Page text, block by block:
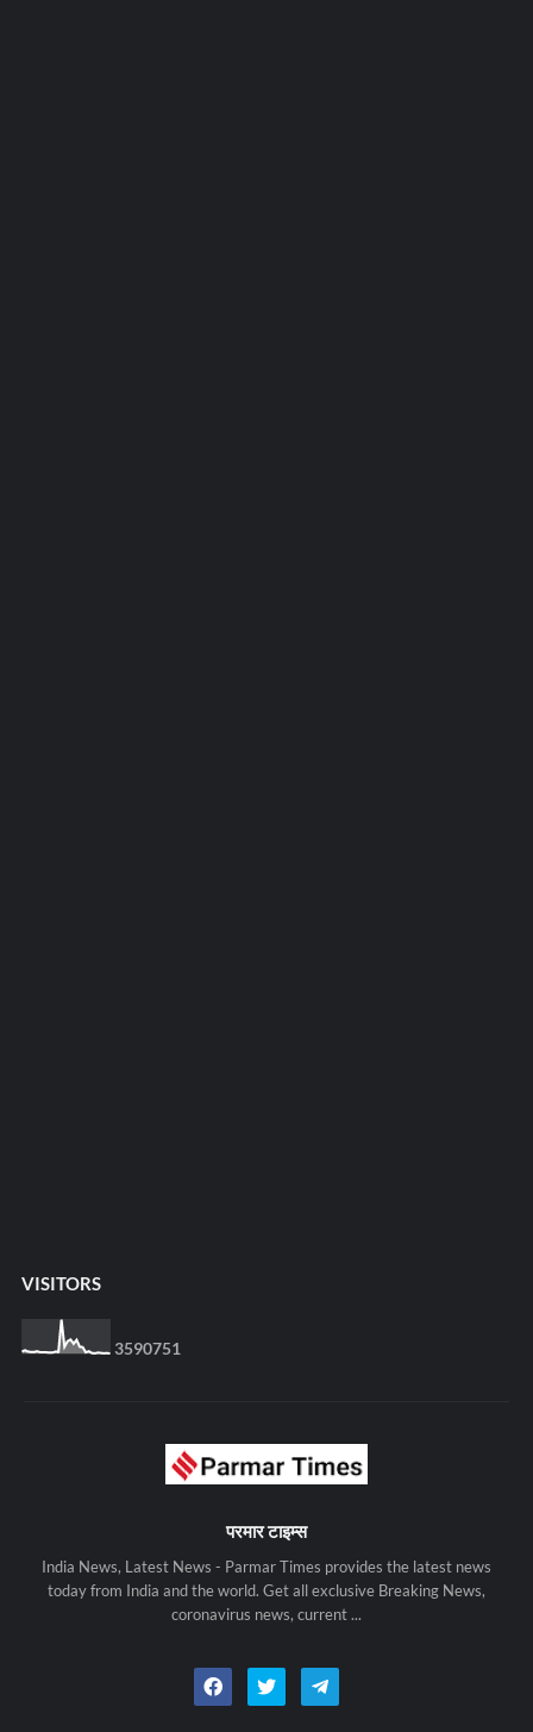
VISITORS
3590751
परमार टाइम्स
India News, Latest News - Parmar Times provides the latest news
today from India and the world. Get all exclusive Breaking News,
coronavirus news, current ...